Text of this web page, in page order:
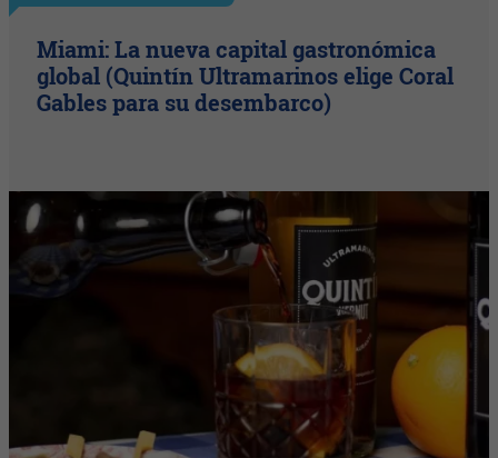
Miami: La nueva capital gastronómica
global (Quintín Ultramarinos elige Coral
Gables para su desembarco)